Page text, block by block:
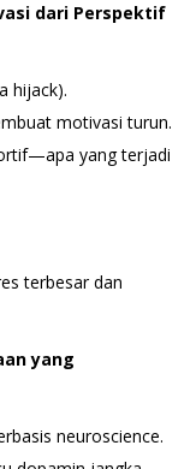
dari Perspektif
hijack).
motivasi turun.
yang terjadi
terbesar dan
yang
neuroscience.